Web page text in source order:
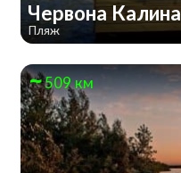
Червона Калина
Пляж
509 км